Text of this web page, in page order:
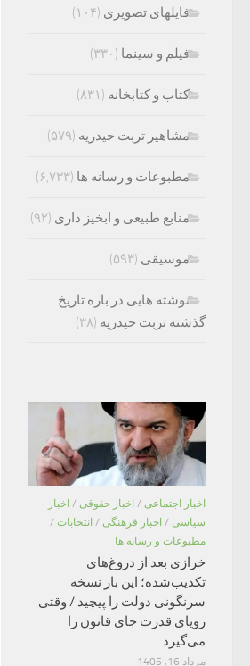
فایلهای تصویری (۱۰۴)
فیلم و سینما (۳۳۰)
کتاب و کتابخانه (۸۳۱)
مشاهیر تربت حیدریه (۵۷۹)
مطبوعات و رسانه ها (۶,۷۳۳)
منابع طبیعی و ابخیز داری (۹۲)
موسیقی (۵۹۳)
نوشته هایی در باره تاریخ
گذشته تربت حیدریه (۳۸)
اخبار اجتماعی / اخبار حقوقی / اخبار
سیاسی / اخبار فرهنگی / انتخابات /
مطبوعات و رسانه ها
خرازی بعد از دروغ‌های
تکذیب‌شده؛ این بار نسخه
سرنگونی دولت را پیچید / وقتی
رویای قدرت جای قانون را
می‌گیرد
مرداد 16, 1405